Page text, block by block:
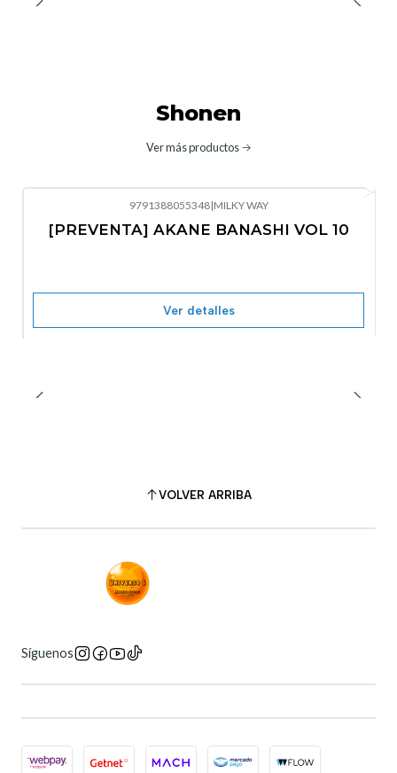
Shonen
Ver más productos
No disponible
9791388055348|MILKY WAY
[PREVENTA] AKANE BANASHI VOL 10
Ver detalles
VOLVER ARRIBA
Síguenos